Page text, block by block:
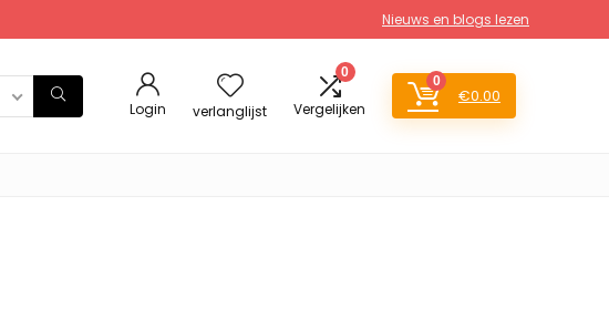
Nieuws en blogs lezen
Login verlanglijst
0
Vergelijken
0
€0.00